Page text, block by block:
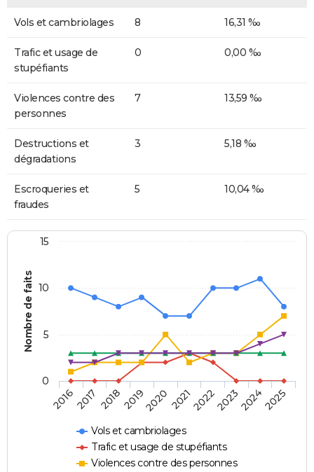
Vols et cambriolages 8 16,31 ‰
Trafic et usage de
stupéfiants
0 0,00 ‰
Violences contre des
personnes
7 13,59 ‰
Destructions et
dégradations
3 5,18 ‰
Escroqueries et
fraudes
5 10,04 ‰
Nombre de faits
Vols et cambriolages
Trafic et usage de stupéfiants
Violences contre des personnes
20162017 20182019202020212022202320242025
0
5
10
15